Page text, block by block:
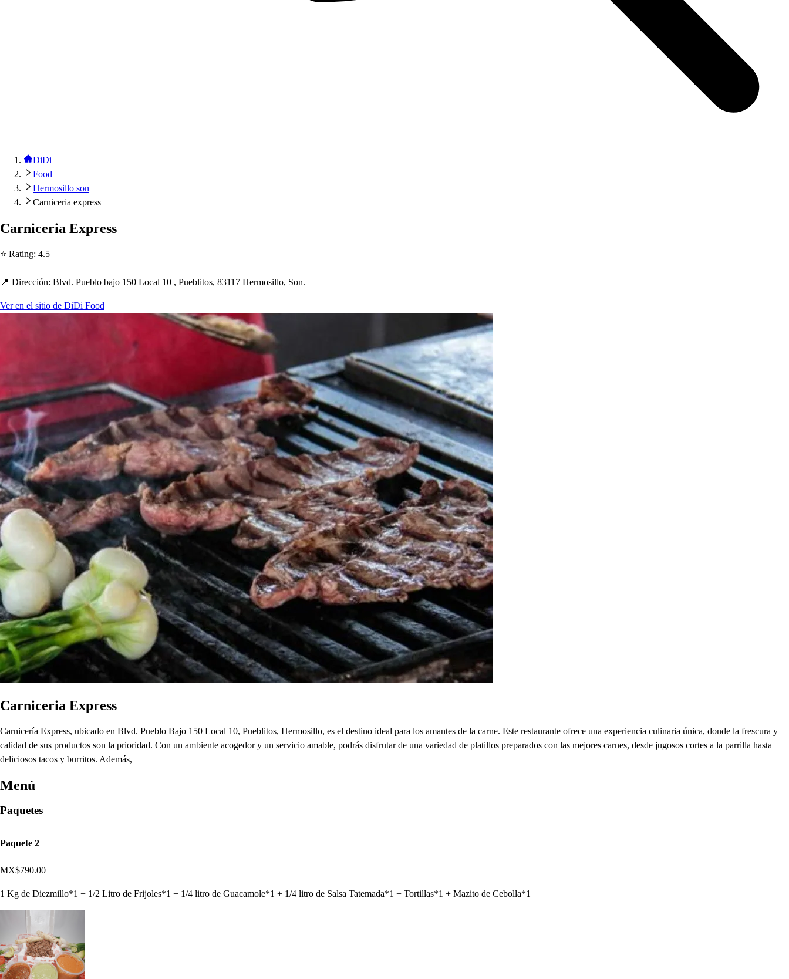
DiDi
Food
Hermosillo son
Carniceria express
Carniceria Express
⭐ Rating: 4.5
📍 Dirección: Blvd. Pueblo bajo 150 Local 10 , Pueblitos, 83117 Hermosillo, Son.
Ver en el sitio de DiDi Food
Carniceria Express
Carnicería Express, ubicado en Blvd. Pueblo Bajo 150 Local 10, Pueblitos, Hermosillo, es el destino ideal para los amantes de la carne. Este restaurante ofrece una experiencia culinaria única, donde la frescura y
calidad de sus productos son la prioridad. Con un ambiente acogedor y un servicio amable, podrás disfrutar de una variedad de platillos preparados con las mejores carnes, desde jugosos cortes a la parrilla hasta
deliciosos tacos y burritos. Además,
Menú
Paquetes
Paquete 2
MX$790.00
1 Kg de Diezmillo*1 + 1/2 Litro de Frijoles*1 + 1/4 litro de Guacamole*1 + 1/4 litro de Salsa Tatemada*1 + Tortillas*1 + Mazito de Cebolla*1